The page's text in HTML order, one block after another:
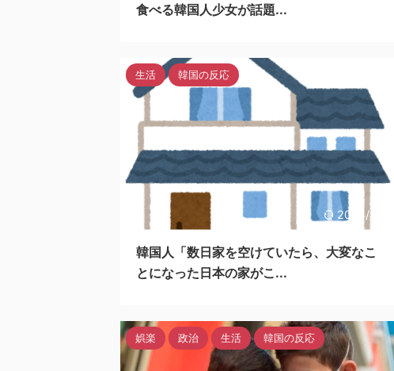
食べる韓国人少女が話題...
2024/5/2
生活 韓国の反応
韓国人「数日家を空けていたら、大変なこ
とになった日本の家がこ...
娯楽 政治 生活 韓国の反応